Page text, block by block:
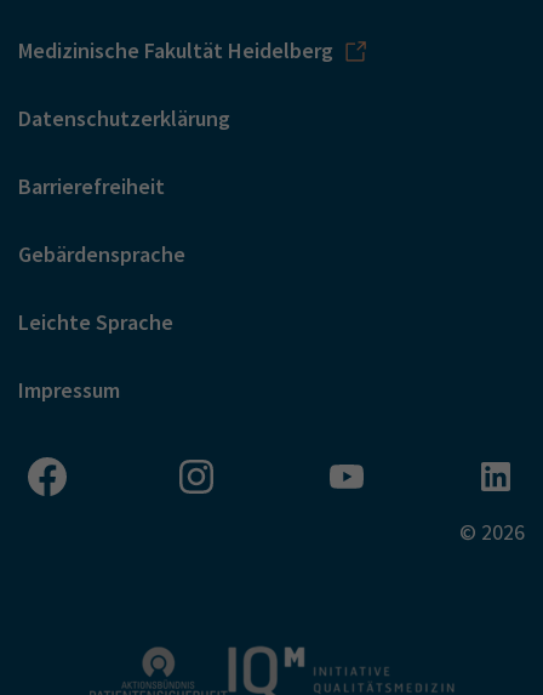
Medizinische Fakultät Heidelberg
Datenschutzerklärung
Barrierefreiheit
Gebärdensprache
Leichte Sprache
Impressum
© 2026